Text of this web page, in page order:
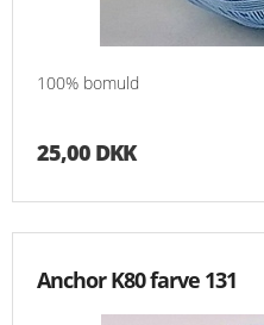
100% bomuld
25,00 DKK
Anchor K80 farve 131